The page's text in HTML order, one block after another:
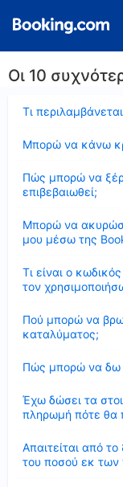
Οι 10
Τι
Μπορώ να κάνω
Πώς μπορώ να
επιβεβαιωθεί;
Μπορώ να
μου μέσω της
Τι είναι ο
τον
Πού μπορώ να βρω
καταλύματος;
Πώς μπορώ να δω
Έχω δώσει τα
πληρωμή πότε θα
Απαιτείται από
του ποσού εκ των